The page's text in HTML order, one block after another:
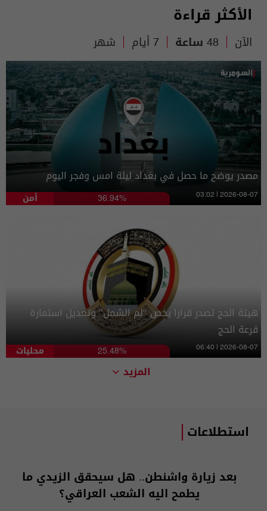
الأكثر قراءة
الآن 48 ساعة 7 أيام شهر
مصدر يوضح ما حصل في بغداد ليلة امس وفجر اليوم
أمن 36.94% 03:02 | 2026-08-07
هيئة الحج تصدر قرارا يخص "لم الشمل" وتعديل استمارة
قرعة الحج
محليات 25.48% 06:40 | 2026-08-07
المزيد
استطلاعات
بعد زيارة واشنطن.. هل سيحقق الزيدي ما
يطمح اليه الشعب العراقي؟